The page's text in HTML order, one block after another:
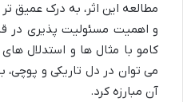
مطالعه این اثر، به درک عمیق
و اهمیت مسئولیت پذیری در
کامو با مثال ها و استدلال
می توان در دل تاریکی و پوچی،
آن مبارزه کرد.